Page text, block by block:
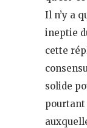
Il n’y a
ineptie
cette
solide